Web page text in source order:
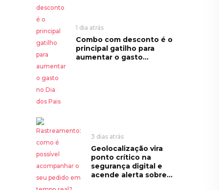
1 dia atrás
Combo com desconto é o
principal gatilho para
aumentar o gasto...
3 dias atrás
Geolocalização vira
ponto crítico na
segurança digital e
acende alerta sobre...